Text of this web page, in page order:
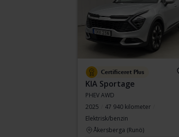
Certificeret Plus
KIA Sportage
PHEV AWD
2025
47 940 kilometer
Elektrisk/benzin
Åkersberga (Runö)